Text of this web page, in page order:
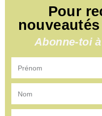
Pour
Abonne-toi